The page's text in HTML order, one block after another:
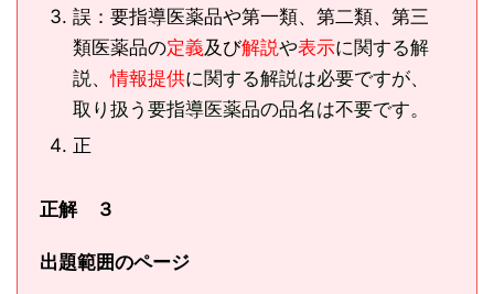
誤：要指導医薬品や第一類、第二類、第三
類医薬品の定義及び解説や表示に関する解
説、情報提供に関する解説は必要ですが、
取り扱う要指導医薬品の品名は不要です。
正
正解 ３
出題範囲のページ